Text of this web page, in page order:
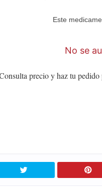
Este
No se
precio y haz tu